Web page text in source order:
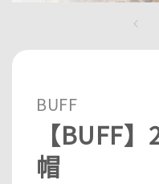
BUFF
【BUFF
帽